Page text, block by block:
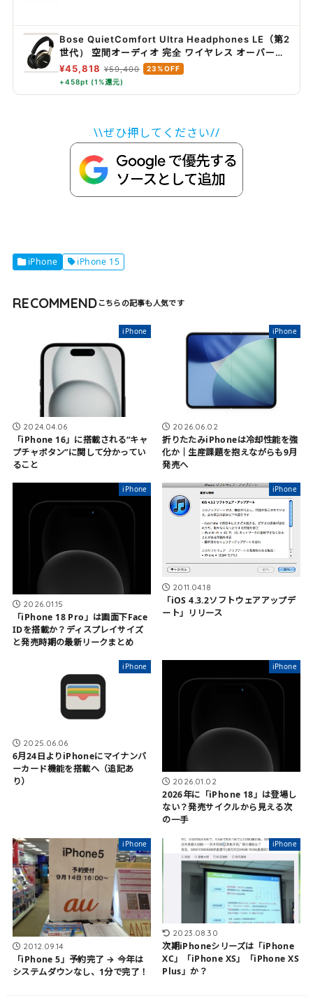
Bose QuietComfort Ultra Headphones LE（第2
世代） 空間オーディオ 完全 ワイヤレス オーバーイ
ヤー型 ヘッドホン ノイズキャンセリング
Bluetooth接続 マイク搭載 最大30時間再生 急速充
電 デザートゴールド
¥45,818 ¥59,400
23%OFF
+458pt (1%還元)
\\ぜひ押してください//
iPhone iPhone 15
RECOMMEND
iPhone
2024.04.06
「iPhone 16」に搭載される“キャ
プチャボタン”に関して分かってい
ること
iPhone
2026.06.02
折りたたみiPhoneは冷却性能を強
化か｜生産課題を抱えながらも9月
発売へ
iPhone
2026.01.15
「iPhone 18 Pro」は画面下Face
IDを搭載か？ディスプレイサイズ
と発売時期の最新リークまとめ
iPhone
2011.04.18
「iOS 4.3.2ソフトウェアアップデ
ート」リリース
iPhone
2025.06.06
6月24日よりiPhoneにマイナンバ
ーカード機能を搭載へ（追記あ
り）
iPhone
2026.01.02
2026年に「iPhone 18」は登場し
ない？発売サイクルから見える次
の一手
iPhone
2012.09.14
「iPhone 5」予約完了 → 今年は
システムダウンなし、1分で完了！
iPhone
2023.08.30
次期iPhoneシリーズは「iPhone
XC」「iPhone XS」「iPhone XS
Plus」か？